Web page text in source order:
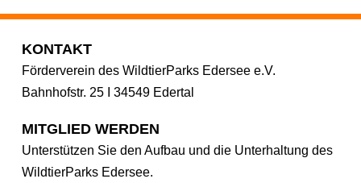
KONTAKT
Förderverein des WildtierParks Edersee e.V.
Bahnhofstr. 25 I 34549 Edertal
MITGLIED WERDEN
Unterstützen Sie den Aufbau und die Unterhaltung des
WildtierParks Edersee.